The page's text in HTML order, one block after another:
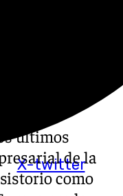
X-twitter
últimos
de la
como